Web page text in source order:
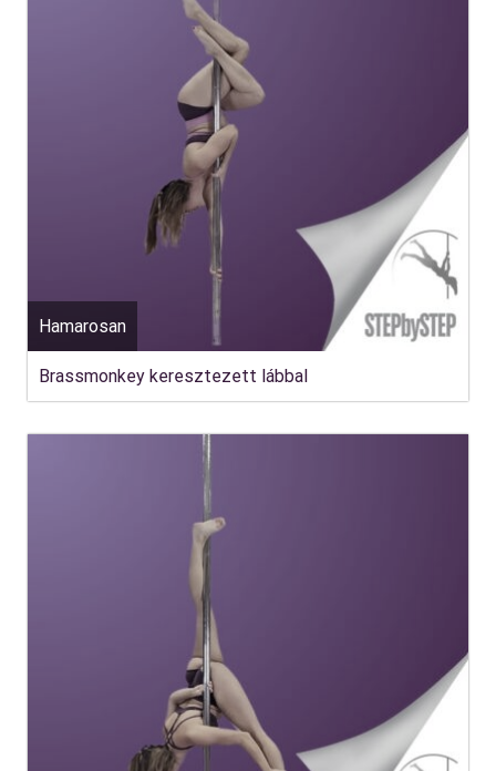
Hamarosan
Brassmonkey keresztezett lábbal